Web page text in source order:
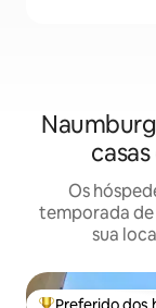
Os
temporada
sua